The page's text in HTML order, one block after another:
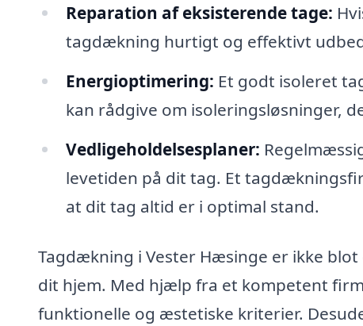
Reparation af eksisterende tage:
tagdækning hurtigt og effektivt
Energioptimering: Et godt isoleret
kan rådgive om isoleringsløsninger,
Vedligeholdelsesplaner:
levetiden på dit tag. Et
at dit tag altid er i optimal stand.
Tagdækning i Vester Hæsinge er ikke
dit hjem. Med hjælp fra et kompetent
funktionelle og æstetiske kriterier.